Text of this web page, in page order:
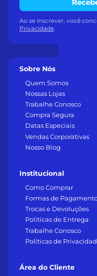
Sobre Nós
Quem Somos
Nossas Lojas
Trabalhe Conosco
Compra Segura
Datas Especiais
Vendas Corporativas
Nosso Blog
Institucional
Como Comprar
Formas de
Trocas e Devoluções
Políticas de Entrega
Trabalhe Conosco
Políticas de
Área do Cliente
Ao se inscrever, você
Privacidade